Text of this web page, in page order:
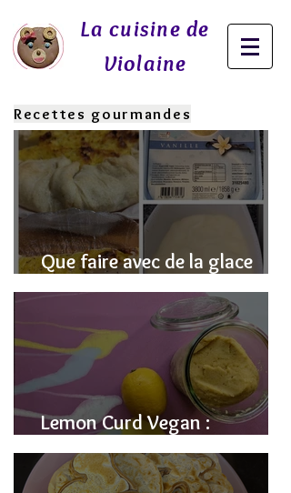
La cuisine de
Violaine
Recettes gourmandes
Que faire avec de la glace
fondue? J'ai la SOLUTION!
Lemon Curd Vegan :
L'alternative saine aux pois
chiches